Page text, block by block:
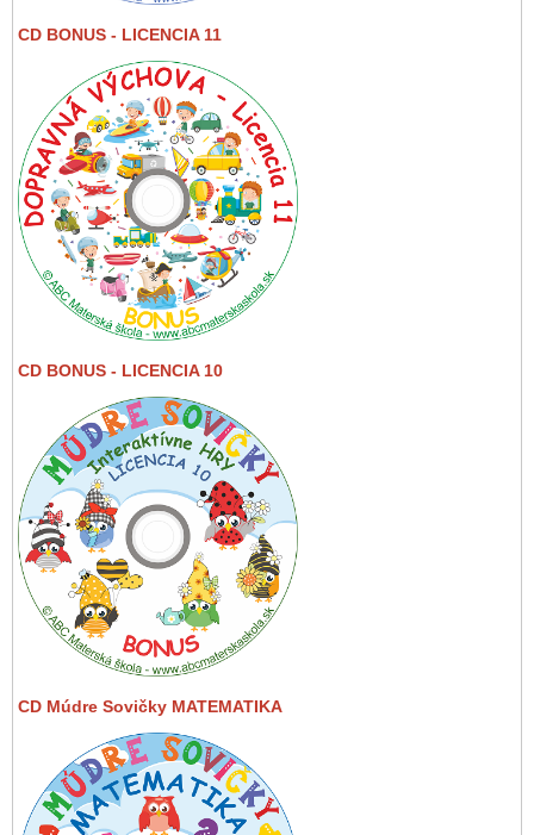
CD BONUS - LICENCIA 11
CD BONUS - LICENCIA 10
CD Múdre Sovičky MATEMATIKA